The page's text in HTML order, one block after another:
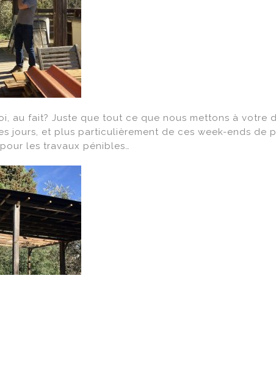
au fait? Juste que tout ce que nous mettons à votre
jours, et plus particulièrement de ces week-ends de
les travaux pénibles…